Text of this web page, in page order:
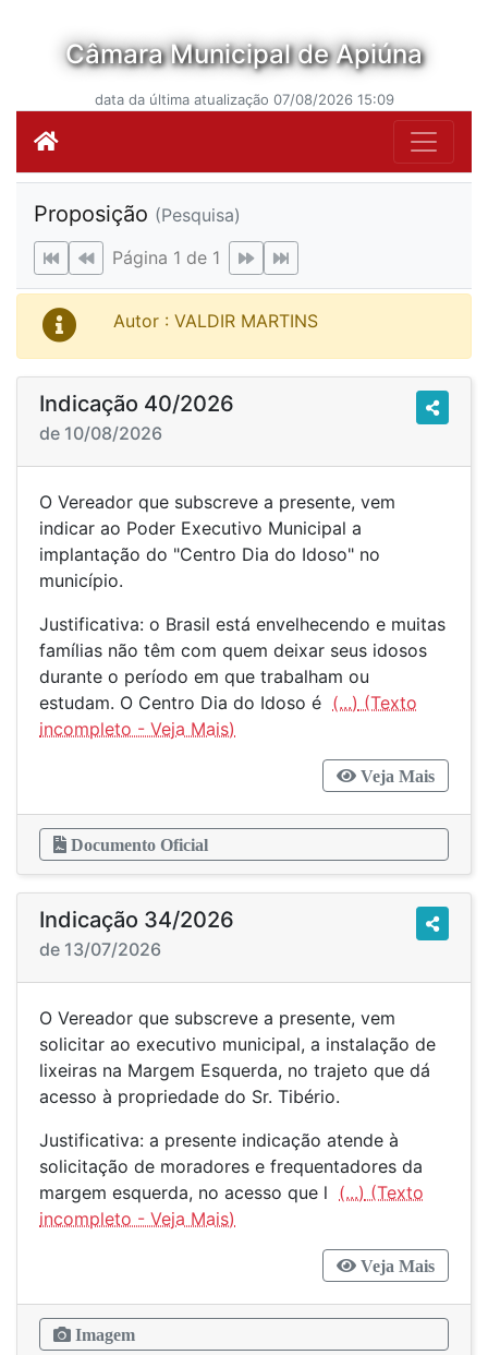
Câmara Municipal de Apiúna
data da última atualização 07/08/2026 15:09
Proposição (Pesquisa)
Página 1 de 1
Autor : VALDIR MARTINS
Indicação 40/2026
de 10/08/2026
O Vereador que subscreve a presente, vem
indicar ao Poder Executivo Municipal a
implantação do "Centro Dia do Idoso" no
município.
Justificativa: o Brasil está envelhecendo e muitas
famílias não têm com quem deixar seus idosos
durante o período em que trabalham ou
estudam. O Centro Dia do Idoso é (...)
Veja Mais
Documento Oficial
Indicação 34/2026
de 13/07/2026
O Vereador que subscreve a presente, vem
solicitar ao executivo municipal, a instalação de
lixeiras na Margem Esquerda, no trajeto que dá
acesso à propriedade do Sr. Tibério.
Justificativa: a presente indicação atende à
solicitação de moradores e frequentadores da
margem esquerda, no acesso que l (...)
Veja Mais
Imagem